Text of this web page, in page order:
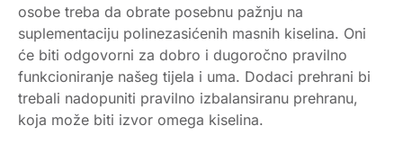
osobe treba da obrate posebnu pažnju na
suplementaciju polinezasićenih masnih kiselina. Oni
će biti odgovorni za dobro i dugoročno pravilno
funkcioniranje našeg tijela i uma. Dodaci prehrani bi
trebali nadopuniti pravilno izbalansiranu prehranu,
koja može biti izvor omega kiselina.